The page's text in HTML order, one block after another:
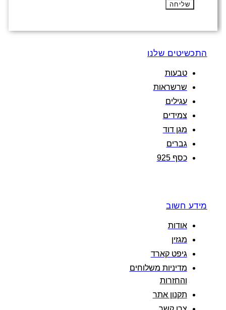
שליחה
התכשיטים שלנו
טבעות
שרשראות
עגילים
צמידים
מגן דוד
גברים
כסף 925
מידע חשוב
אודות
מגזין
גיפט קארד
מדיניות משלוחים
והחזרות
תקנון אתר